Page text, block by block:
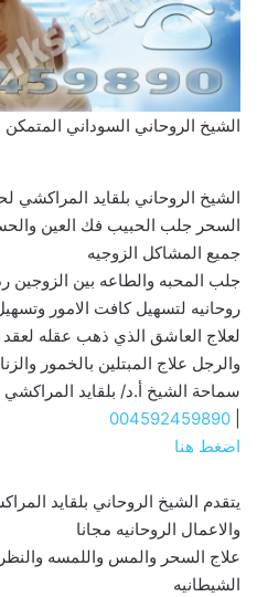
الشيخ الروحاني السوداني المتمكن
الشيخ الروحاني بلقايد المراكشي
السحر جلب الحبيب فك العين
جميع المشاكل الزوجيه
جلب المحبه والطاعه بين الزوجين
روحانيه لتسهيل كافت الامور
لعلاج العاشق الذي ذهب عقله لعقد
والرجل علاج المبتلين بالخمور والزنا
سماحة الشيخ أ.د/ بلقايد المراكشي
004592459890
اضغط هنا
يتقدم الشيخ الروحاني بلقايد
والاعمال الروحانيه مجانا
علاج السحر والمس واللمسه
الشيطانيه